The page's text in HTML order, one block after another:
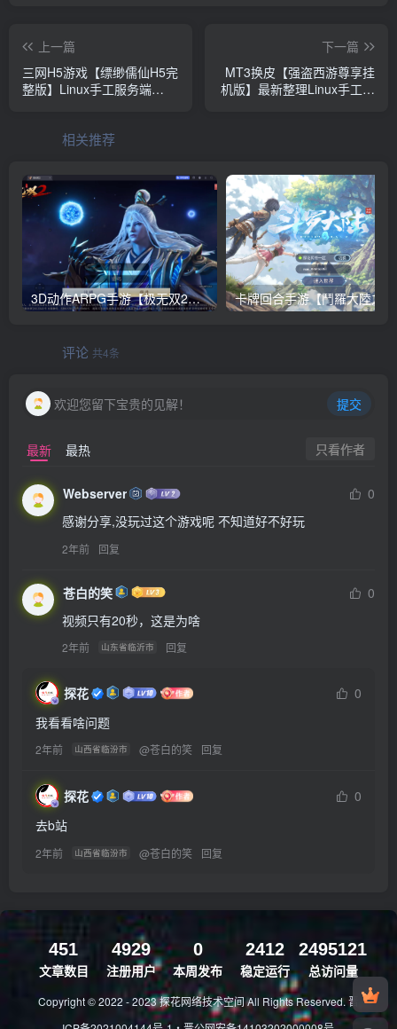
上一篇
三网H5游戏【缥缈儒仙H5完
整版】Linux手工服务端
下一篇
MT3换皮【强盗西游尊享挂
机版】最新整理Linux手工服
相关推荐
3D动作ARPG手游【极无双2觉醒卧龙列传版】Linux手工服务端+CDK授权后台+热更APK+安卓苹果双端+详细搭建教程
评论 共4条
欢迎您留下宝贵的见解！ 提交
最新 最热 只看作者
Webserver
0
感谢分享,没玩过这个游戏呢 不知道好不好玩
2年前 回复
苍白的笑
0
视频只有20秒，这是为啥
2年前 山东省临沂市 回复
探花
0
我看看啥问题
2年前 山西省临汾市 @苍白的笑 回复
探花
0
去b站
2年前 山西省临汾市 @苍白的笑 回复
451
文章数目
4929
注册用户
0
本周发布
2412
稳定运行
2495121
总访问量
Copyright © 2022 - 2023探花网络技术空间All Rights Reserved. 晋